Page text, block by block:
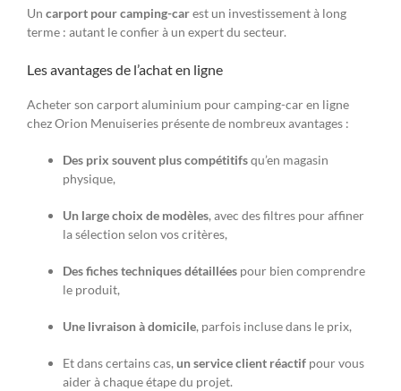
Un carport pour camping-carest un investissement à long
terme : autant le confier à un expert du secteur.
Les avantages de l’achat en ligne
Acheter son carport aluminium pour camping-car en ligne
chez Orion Menuiseries présente de nombreux avantages :
Des prix souvent plus compétitifsqu’en magasin
physique,
Un large choix de modèles, avec des filtres pour affiner
la sélection selon vos critères,
Des fiches techniques détaillées pour bien comprendre
le produit,
Une livraison à domicile, parfois incluse dans le prix,
Et dans certains cas, un service client réactif pour vous
aider à chaque étape du projet.